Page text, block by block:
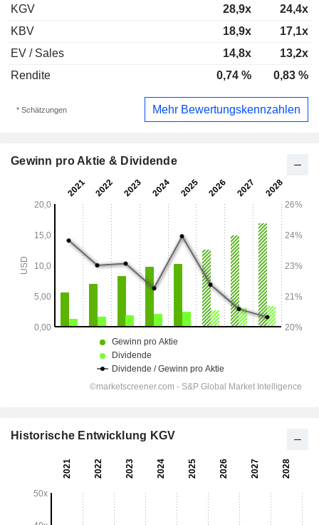
KGV 28,9x
24,4x
KBV
18,9x
17,1x
EV / Sales
14,8x
13,2x
Rendite
0,74 % 0,83 %
* Schätzungen Mehr Bewertungskennzahlen
Gewinn pro Aktie & Dividende
Historische Entwicklung KGV